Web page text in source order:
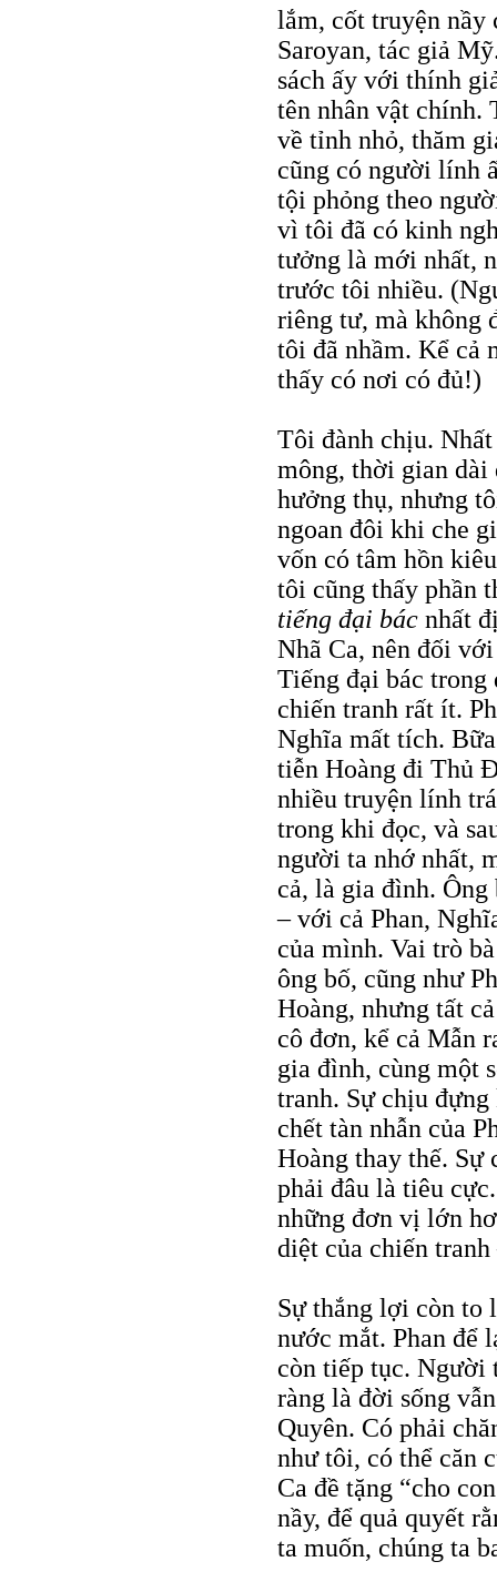
lắm, cốt truyện nầy
Saroyan, tác giả
sách ấy với thính
tên nhân vật chính.
về tỉnh nhỏ, thăm
cũng có người lính
tội phỏng theo
vì tôi đã có kinh
tưởng là mới nhất,
trước tôi nhiều.
riêng tư, mà không
tôi đã nhầm. Kể cả
thấy có nơi có đủ!)
Tôi đành chịu.
mông, thời gian dài
hưởng thụ, nhưng
ngoan đôi khi che
vốn có tâm hồn
tôi cũng thấy phần
tiếng đại bác nhất
Nhã Ca, nên đối
Tiếng đại bác
chiến tranh rất ít.
Nghĩa mất tích.
tiễn Hoàng đi Thủ
nhiều truyện lính
trong khi đọc, và
người ta nhớ nhất,
cả, là gia đình.
– với cả Phan,
của mình. Vai trò
ông bố, cũng như
Hoàng, nhưng tất
cô đơn, kể cả Mẫn
gia đình, cùng một
tranh. Sự chịu
chết tàn nhẫn của
Hoàng thay thế. Sự
phải đâu là tiêu
những đơn vị lớn
diệt của chiến
Sự thắng lợi còn to
nước mắt. Phan để
còn tiếp tục. Người
ràng là đời sống
Quyên. Có phải
như tôi, có thể căn
Ca đề tặng “cho
nầy, để quả quyết
ta muốn, chúng ta